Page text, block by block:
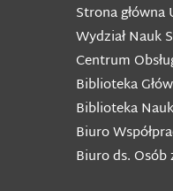
Strona
Wydział Nauk
Centrum
Biblioteka
Biblioteka
Biuro
Biuro ds. Osób